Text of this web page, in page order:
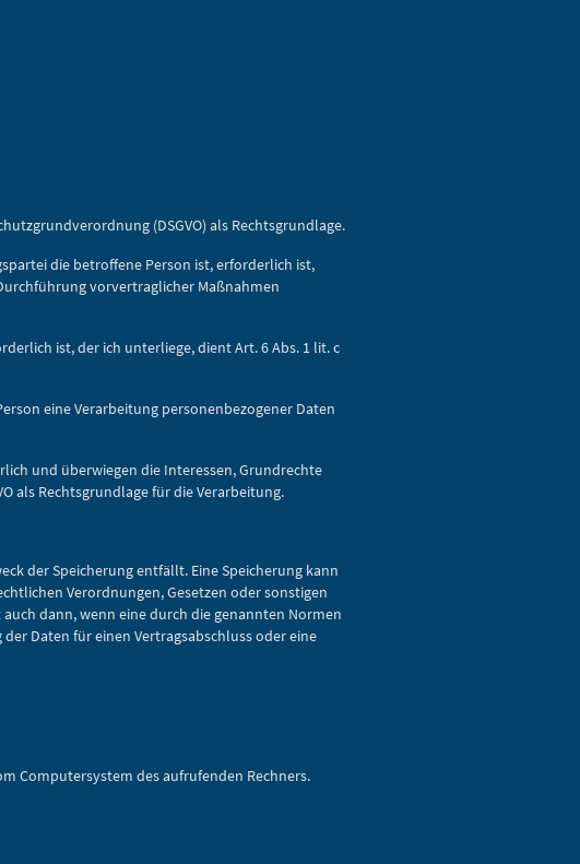
(DSGVO) als Rechtsgrundlage.
die betroffene Person ist, erforderlich ist,
vorvertraglicher Maßnahmen
ist, der ich unterliege, dient Art. 6 Abs. 1 lit. c
eine Verarbeitung personenbezogener Daten
und überwiegen die Interessen, Grundrechte
als Rechtsgrundlage für die Verarbeitung.
der Speicherung entfällt. Eine Speicherung kann
Verordnungen, Gesetzen oder sonstigen
dann, wenn eine durch die genannten Normen
Daten für einen Vertragsabschluss oder eine
Computersystem des aufrufenden Rechners.